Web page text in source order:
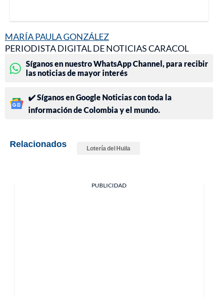
MARÍA PAULA GONZÁLEZ
PERIODISTA DIGITAL DE NOTICIAS CARACOL
Síganos en nuestro WhatsApp Channel, para recibir
las noticias de mayor interés
✔️ Síganos en Google Noticias con toda la
información de Colombia y el mundo.
Relacionados Lotería del Huila
PUBLICIDAD